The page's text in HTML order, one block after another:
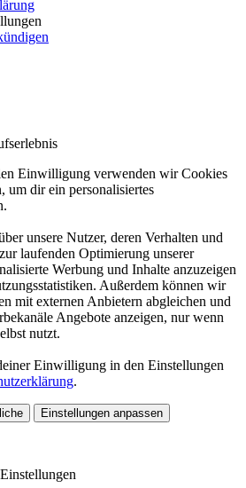
Einwilligung verwenden wir Cookies
um dir ein personalisiertes
unsere Nutzer, deren Verhalten und
laufenden Optimierung unserer
Werbung und Inhalte anzuzeigen
Außerdem können wir
mit externen Anbietern abgleichen und
Angebote anzeigen, nur wenn
nutzt.
Einwilligung in den Einstellungen
.
Einstellungen anpassen